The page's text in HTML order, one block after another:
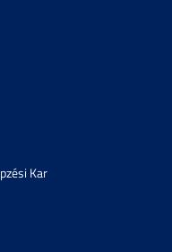
Kar